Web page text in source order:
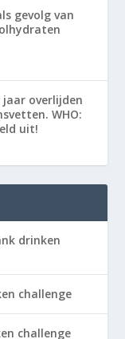
gevolg van
jaar overlijden
WHO:
uit!
drinken
challenge
challenge